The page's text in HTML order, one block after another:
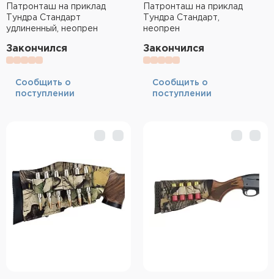
Патронташ на приклад
Тундра Стандарт
удлиненный, неопрен
Закончился
Cообщить о
поступлении
Патронташ на приклад
Тундра Стандарт,
неопрен
Закончился
Cообщить о
поступлении